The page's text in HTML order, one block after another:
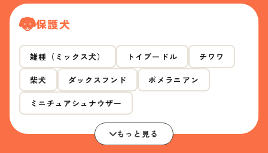
保護犬
雑種（ミックス犬） トイプードル チワワ
柴犬 ダックスフンド ポメラニアン
ミニチュアシュナウザー
もっと見る